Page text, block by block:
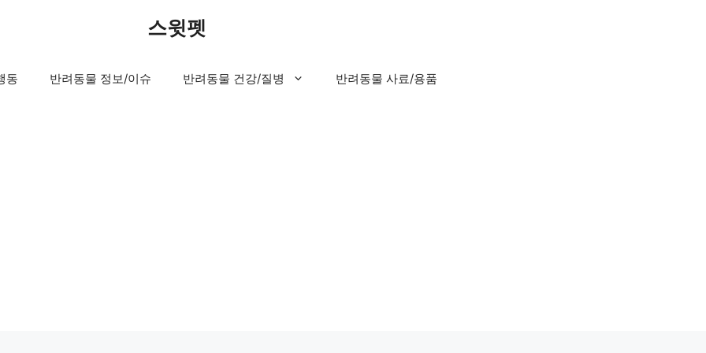
스윗펫
동 반려동물 정보/이슈 반려동물 건강/질병 반려동물 사료/용품